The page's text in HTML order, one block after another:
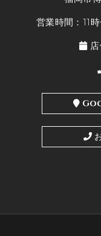
営業時間：11
店